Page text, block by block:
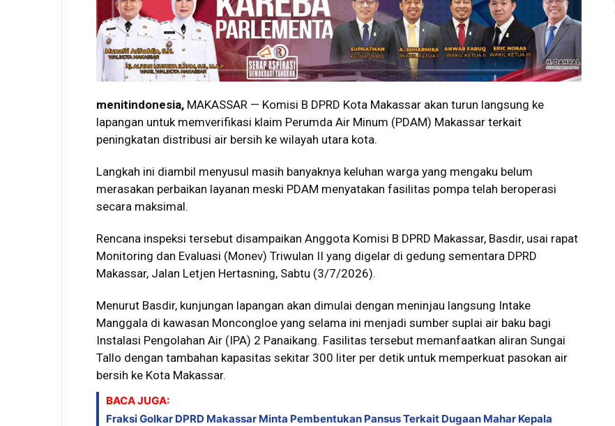
menitindonesia, MAKASSAR — Komisi B DPRD Kota Makassar akan turun langsung ke
lapangan untuk memverifikasi klaim Perumda Air Minum (PDAM) Makassar terkait
peningkatan distribusi air bersih ke wilayah utara kota.
Langkah ini diambil menyusul masih banyaknya keluhan warga yang mengaku belum
merasakan perbaikan layanan meski PDAM menyatakan fasilitas pompa telah beroperasi
secara maksimal.
Rencana inspeksi tersebut disampaikan Anggota Komisi B DPRD Makassar, Basdir, usai rapat
Monitoring dan Evaluasi (Monev) Triwulan II yang digelar di gedung sementara DPRD
Makassar, Jalan Letjen Hertasning, Sabtu (3/7/2026).
Menurut Basdir, kunjungan lapangan akan dimulai dengan meninjau langsung Intake
Manggala di kawasan Moncongloe yang selama ini menjadi sumber suplai air baku bagi
Instalasi Pengolahan Air (IPA) 2 Panaikang. Fasilitas tersebut memanfaatkan aliran Sungai
Tallo dengan tambahan kapasitas sekitar 300 liter per detik untuk memperkuat pasokan air
bersih ke Kota Makassar.
BACA JUGA:
Fraksi Golkar DPRD Makassar Minta Pembentukan Pansus Terkait Dugaan Mahar Kepala